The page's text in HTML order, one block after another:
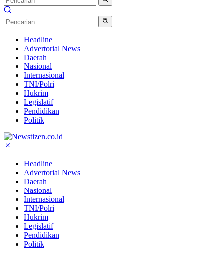
Headline
Advertorial News
Daerah
Nasional
Internasional
TNI/Polri
Hukrim
Legislatif
Pendidikan
Politik
Headline
Advertorial News
Daerah
Nasional
Internasional
TNI/Polri
Hukrim
Legislatif
Pendidikan
Politik